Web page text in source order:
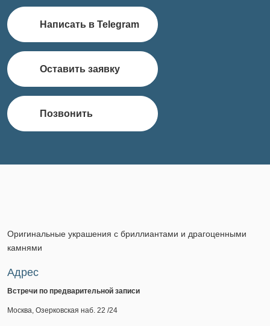
Написать в Telegram
Оставить заявку
Позвонить
Оригинальные украшения с бриллиантами и драгоценными
камнями
Адрес
Встречи по предварительной записи
Москва, Озерковская наб. 22 /24